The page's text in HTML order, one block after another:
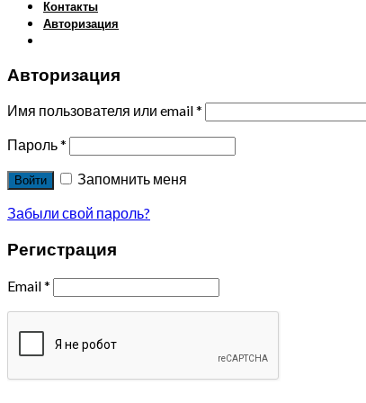
Контакты
Авторизация
Авторизация
Имя пользователя или email*
Пароль*
Войти
Запомнить меня
Забыли свой пароль?
Регистрация
Email*